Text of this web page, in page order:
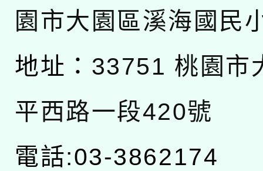
園市大園區溪海國民
地址： 33751 桃園市
平西路一段420號
電話:03-3862174